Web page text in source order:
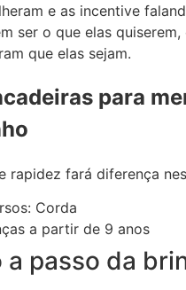
e as incentive
ser o que elas
que elas sejam.
para
rapidez fará diferença
Corda
a partir de 9 anos
a passo da